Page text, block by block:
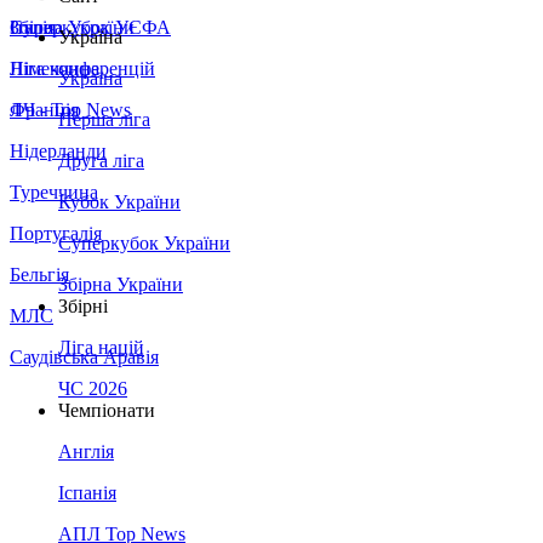
Збірна України
Італія
Німеччина
Франція
Нідерланди
Туреччина
Португалія
Бельгія
МЛС
Саудівська Аравія
Суперкубок УЄФА
Ліга конференцій
ЛЧ - Top News
Україна
Україна
Перша ліга
Друга ліга
Кубок України
Суперкубок України
Збірна України
Збірні
Ліга націй
ЧС 2026
Чемпіонати
Англія
Іспанія
АПЛ Top News